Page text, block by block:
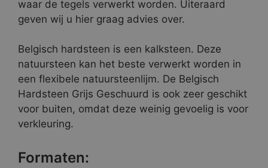
waar de tegels verwerkt worden. Uiteraard
geven wij u hier graag advies over.
Belgisch hardsteen is een kalksteen. Deze
natuursteen kan het beste verwerkt worden in
een flexibele natuursteenlijm. De Belgisch
Hardsteen Grijs Geschuurd is ook zeer geschikt
voor buiten, omdat deze weinig gevoelig is voor
verkleuring.
Formaten: